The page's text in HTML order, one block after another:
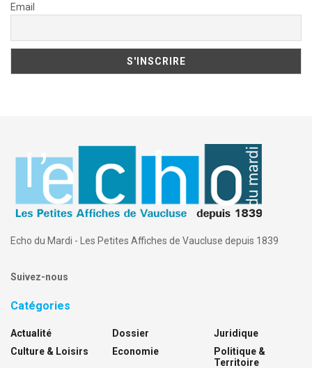
Email
Echo du Mardi - Les Petites Affiches de Vaucluse depuis 1839
Suivez-nous
Catégories
Actualité
Culture & Loisirs
Dossier
Economie
Juridique
Politique &
Territoire